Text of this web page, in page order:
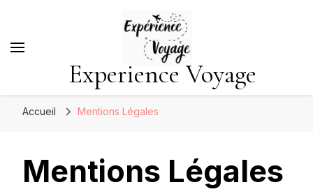
Experience Voyage
Accueil Mentions Légales
Mentions Légales